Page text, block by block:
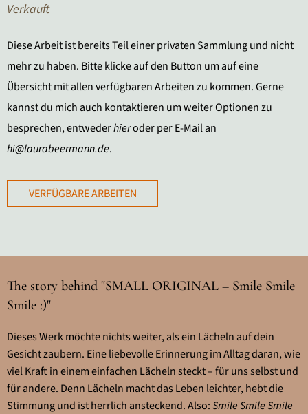
Verkauft
Diese Arbeit ist bereits Teil einer privaten Sammlung und nicht
mehr zu haben. Bitte klicke auf den Button um auf eine
Übersicht mit allen verfügbaren Arbeiten zu kommen. Gerne
kannst du mich auch kontaktieren um weiter Optionen zu
besprechen, entwederhieroder per E-Mail an
hi@laurabeermann.de.
VERFÜGBARE ARBEITEN
The story behind "SMALL ORIGINAL – Smile Smile
Smile :)"
Dieses Werk möchte nichts weiter, als ein Lächeln auf dein
Gesicht zaubern. Eine liebevolle Erinnerung im Alltag daran, wie
viel Kraft in einem einfachen Lächeln steckt – für uns selbst und
für andere. Denn Lächeln macht das Leben leichter, hebt die
Stimmung und ist herrlich ansteckend. Also:Smile Smile Smile